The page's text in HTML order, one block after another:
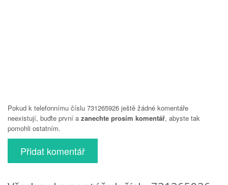
Pokud k telefonnímu číslu 731265926 ještě žádné komentáře
neexistují, buďte první a zanechte prosím komentář, abyste tak
pomohli ostatním.
Přidat komentář